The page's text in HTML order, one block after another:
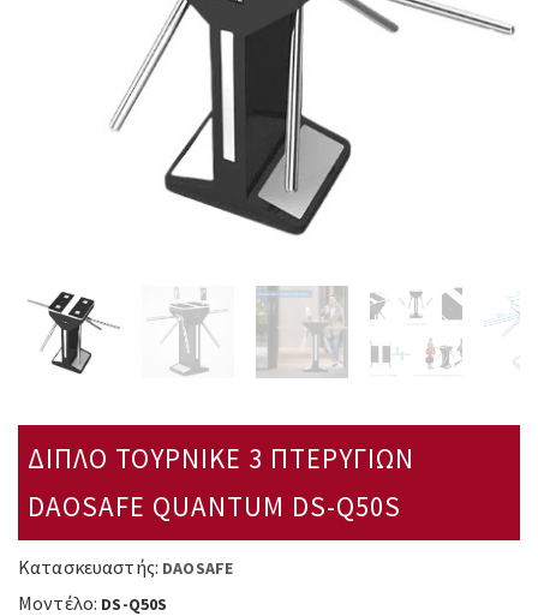
ΔΙΠΛΟ ΤΟΥΡΝΙΚΕ 3 ΠΤΕΡΥΓΙΩΝ
DAOSAFE QUANTUM DS-Q50S
Κατασκευαστής: DAOSAFE
Μοντέλο: DS-Q50S